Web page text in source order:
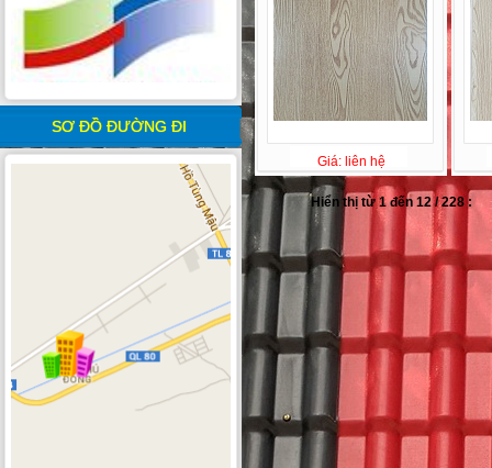
SƠ ĐỒ ĐƯỜNG ĐI
Giá: liên hệ
Hiển thị từ 1 đến 12 / 228 :